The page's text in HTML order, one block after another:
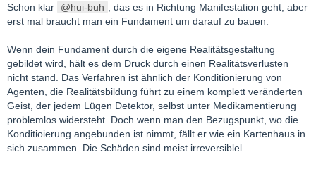
Schon klar hui-buh
, das es in Richtung Manifestation geht, aber
erst mal braucht man ein Fundament um darauf zu bauen.
Wenn dein Fundament durch die eigene Realitätsgestaltung
gebildet wird, hält es dem Druck durch einen Realitätsverlusten
nicht stand. Das Verfahren ist ähnlich der Konditionierung von
Agenten, die Realitätsbildung führt zu einem komplett veränderten
Geist, der jedem Lügen Detektor, selbst unter Medikamentierung
problemlos widersteht. Doch wenn man den Bezugspunkt, wo die
Konditioierung angebunden ist nimmt, fällt er wie ein Kartenhaus in
sich zusammen. Die Schäden sind meist irreversiblel.